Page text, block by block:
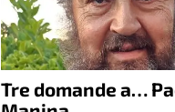
Tre domande a…